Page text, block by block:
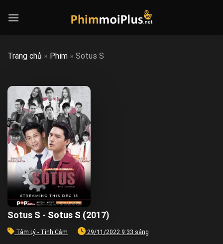
Trang chủ » Phim » Sotus S
Sotus S - Sotus S (2017)
Tâm Lý - Tình Cảm 29/11/2022 9:33 sáng